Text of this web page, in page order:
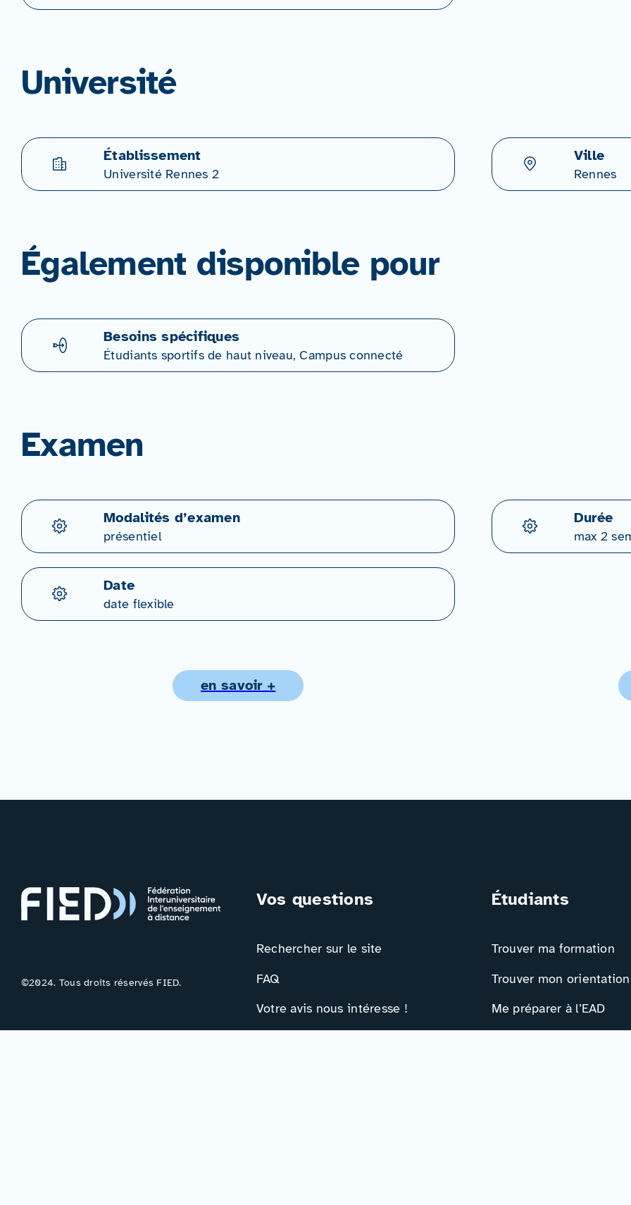
Université
Établissement
Université Rennes 2
Ville
Rennes
Également disponible pour
Besoins spécifiques
Étudiants sportifs de haut niveau, Campus connecté
Examen
Modalités d’examen
présentiel
Durée
max 2
Date
date flexible
en savoir +
©2024. Tous droits réservés FIED.
Vos questions
Rechercher sur le site
FAQ
Votre avis nous intéresse !
Étudiants
Trouver ma formation
Trouver mon orientation
Me préparer à l’EAD